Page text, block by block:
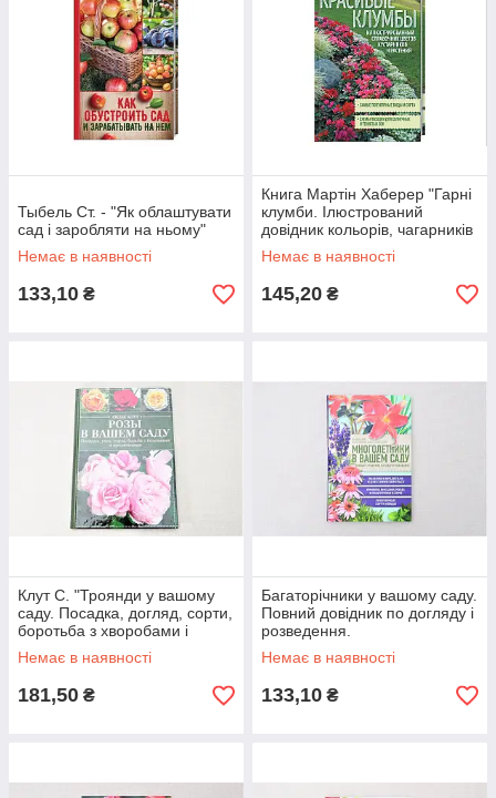
Тыбель Ст. - "Як облаштувати
сад і заробляти на ньому"
Немає в наявності
133,10 ₴
Книга Мартін Хаберер "Гарні
клумби. Ілюстрований
довідник кольорів, чагарників
і рослин"
Немає в наявності
145,20 ₴
Клут С. "Троянди у вашому
саду. Посадка, догляд, сорти,
боротьба з хворобами і
шкідниками"
Немає в наявності
181,50 ₴
Багаторічники у вашому саду.
Повний довідник по догляду і
розведення.
Немає в наявності
133,10 ₴